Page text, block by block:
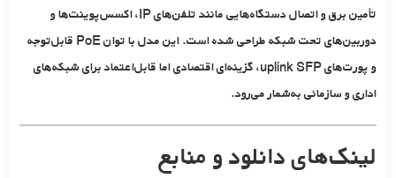
تأمین برق و اتصال دستگاه‌هایی مانند تلفن‌های IP، اکسس‌پوینت‌ها و
دوربین‌های تحت شبکه طراحی شده است. این مدل با توان PoE قابل‌توجه
وپورت‌های uplink SFP
، گزینه‌ای اقتصادی اما قابل‌اعتماد برای شبکه‌های
اداری و سازمانی به‌شمار می‌رود.
لینک‌های دانلود و منابع